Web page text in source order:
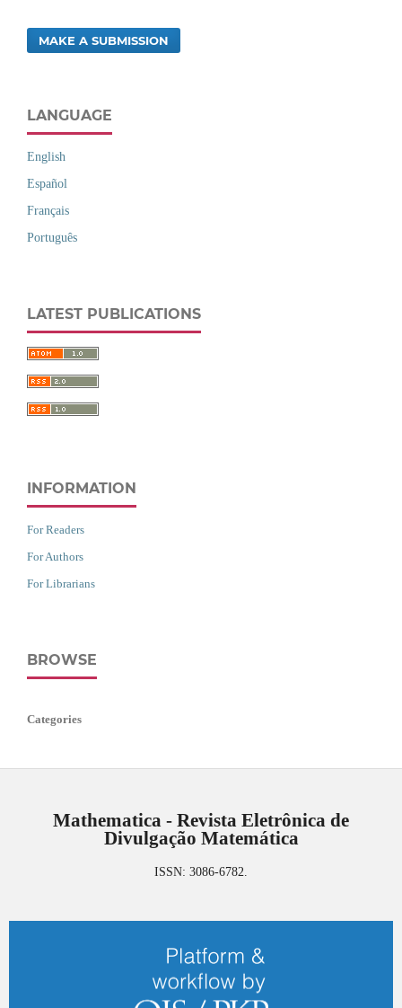
MAKE A SUBMISSION
LANGUAGE
English
Español
Français
Português
LATEST PUBLICATIONS
INFORMATION
For Readers
For Authors
For Librarians
BROWSE
Categories
Mathematica - Revista Eletrônica de
Divulgação Matemática
ISSN: 3086-6782.